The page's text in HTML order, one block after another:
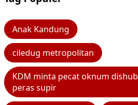
Anak Kandung
ciledug metropolitan
KDM minta pecat oknum dishub
peras supir